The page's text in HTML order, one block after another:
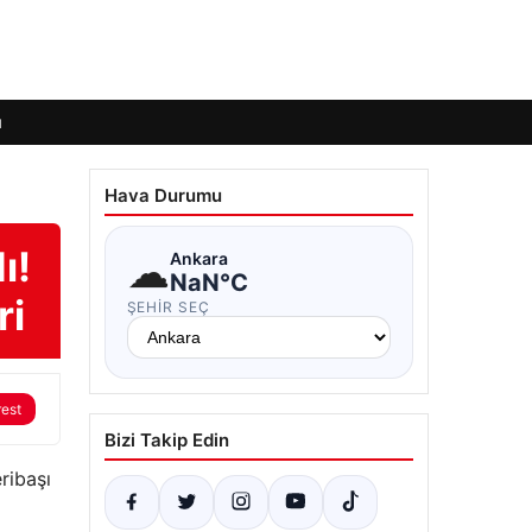
Hava Durumu
☁Ankara
NaN°C
ŞEHIR SEÇ
Bizi Takip Edin